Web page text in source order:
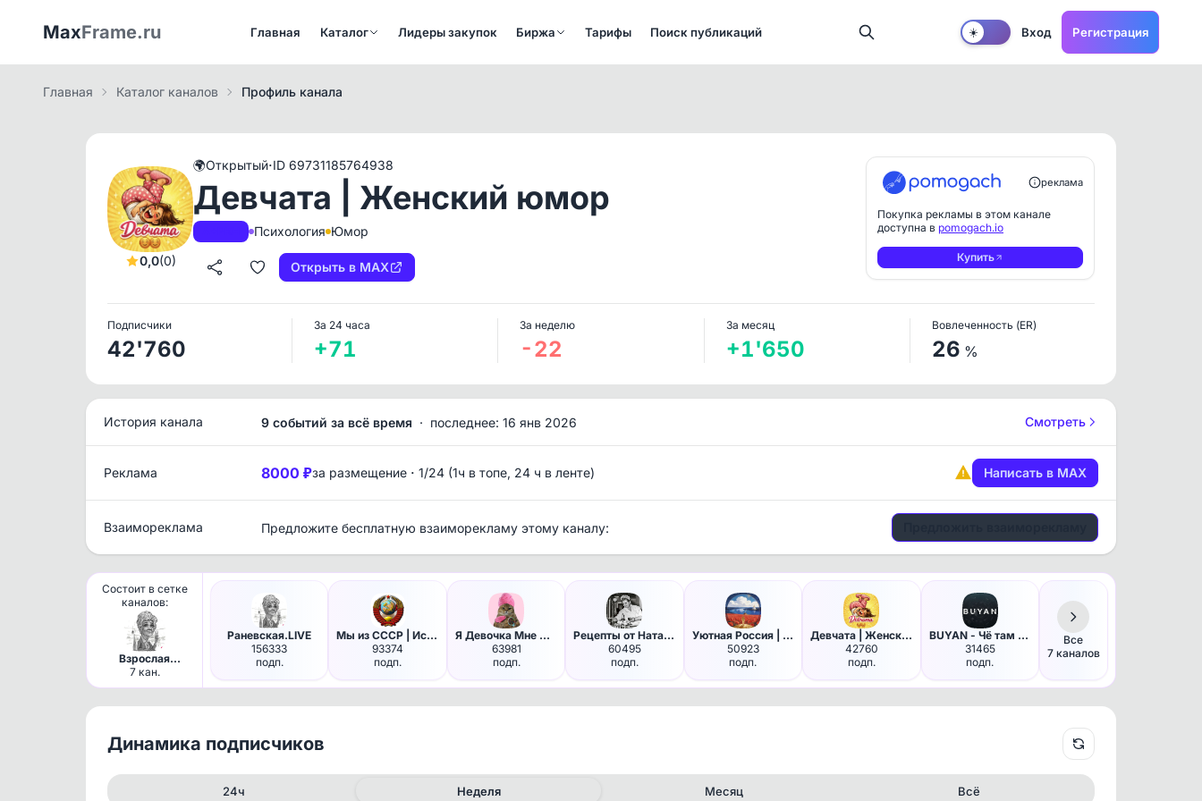
MaxFrame.ru Главная Каталог Лидеры закупок Биржа Тарифы Поиск публикаций ☀️ Вход Регистрация
Главная Каталог каналов Профиль канала
0,0(0)
🌍Открытый·ID 69731185764938
Девчата | Женский юмор
Психология Юмор
Открыть в MAX
реклама
Покупка рекламы в этом канале
доступна в pomogach.io
Купить
Подписчики
42'760
За 24 часа
+71
За неделю
-22
За месяц
+1'650
Вовлеченность (ER)
26 %
История канала 9 событий за всё время · последнее: 16 янв 2026 Смотреть
Реклама 8000 ₽за размещение · 1/24 (1ч в топе, 24 ч в ленте) Написать в MAX
Взаимореклама Предложите бесплатную взаиморекламу этому каналу:
Состоит в сетке
каналов:
Взрослая
Женская
платежеспособная
7 кан.
Раневская.LIVE
156333
подп.
Мы из СССР | История
93374
подп.
Я Девочка Мне можно
63981
подп.
Рецепты от Натальи Шишкиной !
60495
подп.
Уютная Россия | Путешествия
50923
подп.
Девчата | Женский юмор
42760
подп.
BUYAN - Чё там в мире? | Ново…
31465
подп.
Все
7 каналов
Динамика подписчиков
24ч Неделя Месяц Всё